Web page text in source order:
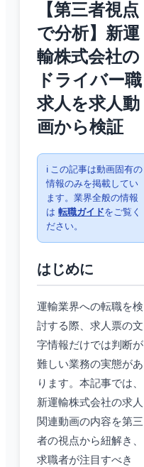
【第三者視点
で分析】新運
輸株式会社の
ドライバー職
求人を求人動
画から検証
ℹ️ この記事は動画固有の
情報のみを掲載してい
ます。業界全般の情報
は 転職ガイドをご覧く
ださい。
はじめに
運輸業界への転職を検
討する際、求人票の文
字情報だけでは判断が
難しい業務の実態があ
ります。本記事では、
新運輸株式会社の求人
関連動画の内容を第三
者の視点から紐解き、
求職者が注目すべき